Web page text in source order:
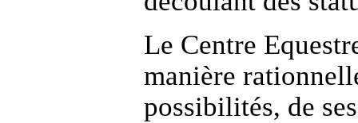
Le Centre
manière
possibilités, de